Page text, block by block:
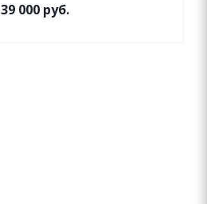
39 000 руб.